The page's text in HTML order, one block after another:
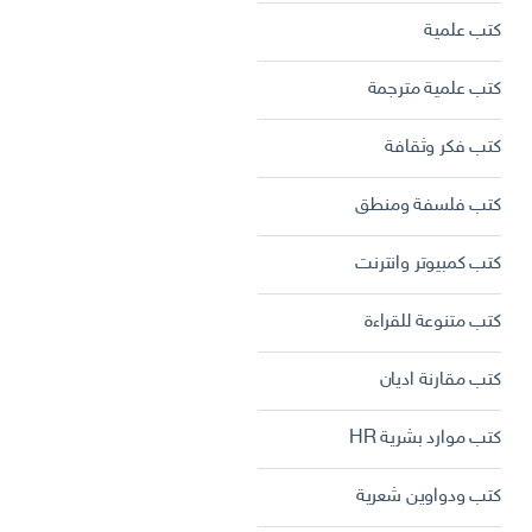
كتب علمية
كتب علمية مترجمة
كتب فكر وثقافة
كتب فلسفة ومنطق
كتب كمبيوتر وانترنت
كتب متنوعة للقراءة
كتب مقارنة اديان
كتب موارد بشرية HR
كتب ودواوين شعرية